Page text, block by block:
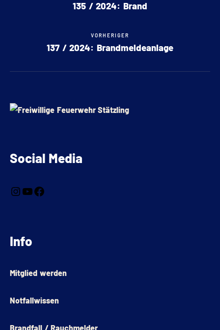
135 / 2024: Brand
VORHERIGER
137 / 2024: Brandmeldeanlage
Social Media
Info
Mitglied werden
Notfallwissen
Brandfall / Rauchmelder